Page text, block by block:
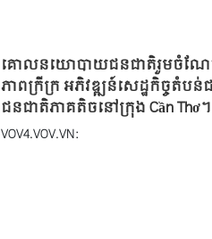
គោលនយោបាយជនជាតិរួមចំណ
ភាពក្រីក្រ អភិវឌ្ឍន៍សេដ្ឋកិច្ចតំប
ជនជាតិភាគតិចនៅក្រុង Cần Thơ។
VOV4.VOV.VN: